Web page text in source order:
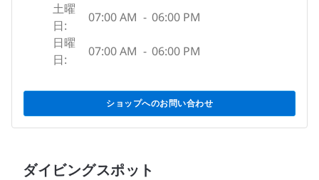
土曜
日:
07:00 AM - 06:00 PM
日曜
日:
07:00 AM - 06:00 PM
ショップへのお問い合わせ
ダイビングスポット